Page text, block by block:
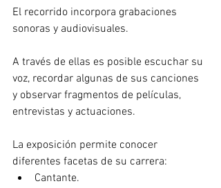
El recorrido incorpora grabaciones
sonoras y audiovisuales.
A través de ellas es posible escuchar su
voz, recordar algunas de sus canciones
y observar fragmentos de películas,
entrevistas y actuaciones.
La exposición permite conocer
diferentes facetas de su carrera:
Cantante.